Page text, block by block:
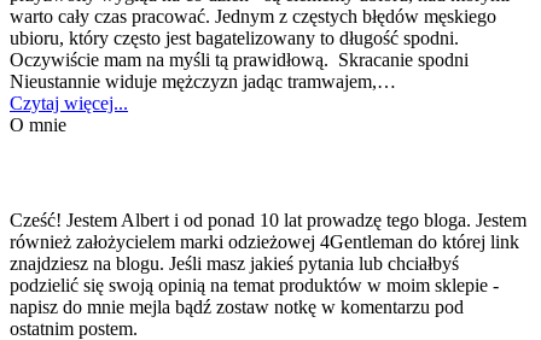
warto cały czas pracować. Jednym z częstych błędów męskiego
ubioru, który często jest bagatelizowany to długość spodni.
Oczywiście mam na myśli tą prawidłową. Skracanie spodni
Nieustannie widuje mężczyzn jadąc tramwajem,…
Czytaj więcej...
O mnie
Cześć! Jestem Albert i od ponad 10 lat prowadzę tego bloga. Jestem
również założycielem marki odzieżowej 4Gentleman do której link
znajdziesz na blogu. Jeśli masz jakieś pytania lub chciałbyś
podzielić się swoją opinią na temat produktów w moim sklepie -
napisz do mnie mejla bądź zostaw notkę w komentarzu pod
ostatnim postem.